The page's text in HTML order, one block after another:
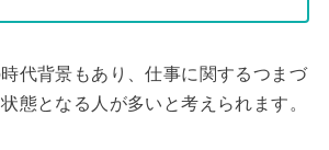
代背景もあり、仕事に関するつまづ
態となる人が多いと考えられます。